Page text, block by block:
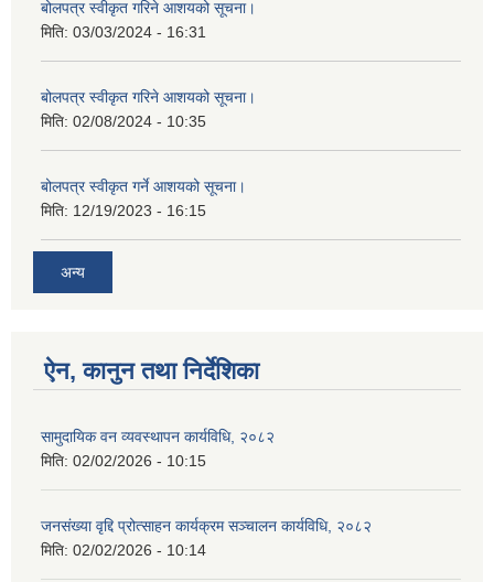
बोलपत्र स्वीकृत गरिने आशयको सूचना।
मिति: 03/03/2024 - 16:31
बोलपत्र स्वीकृत गरिने आशयको सूचना।
मिति: 02/08/2024 - 10:35
बोलपत्र स्वीकृत गर्ने आशयको सूचना।
मिति: 12/19/2023 - 16:15
अन्य
ऐन, कानुन तथा निर्देशिका
सामुदायिक वन व्यवस्थापन कार्यविधि, २०८२
मिति: 02/02/2026 - 10:15
जनसंख्या वृद्दि प्रोत्साहन कार्यक्रम सञ्‍चालन कार्यविधि, २०८२
मिति: 02/02/2026 - 10:14